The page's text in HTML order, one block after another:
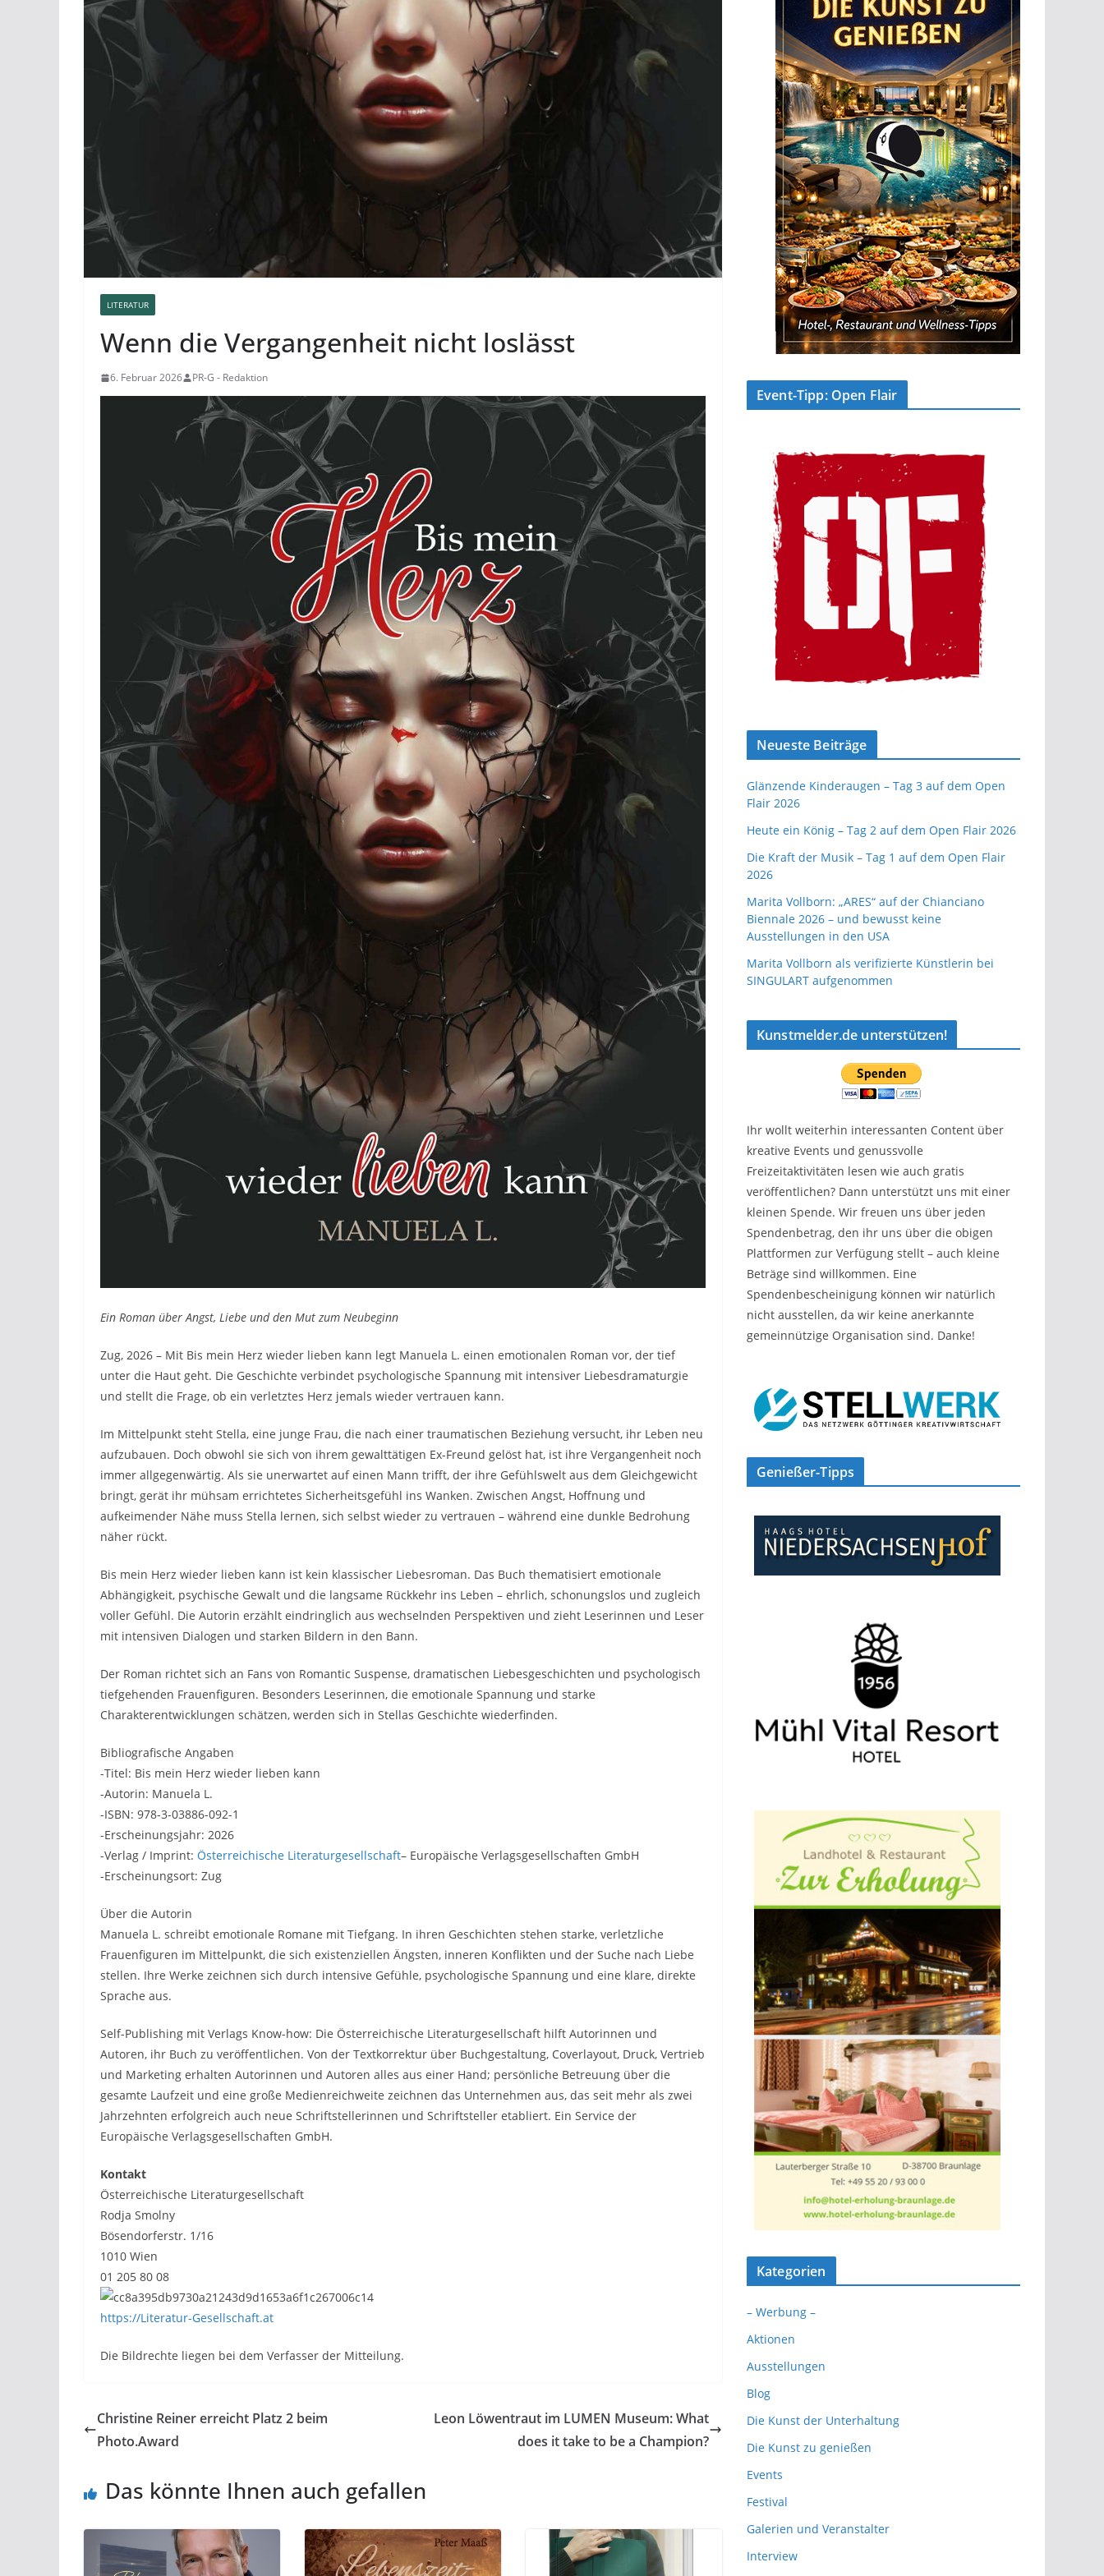
LITERATUR
Wenn die Vergangenheit nicht loslässt
6. Februar 2026 PR-G - Redaktion
Ein Roman über Angst, Liebe und den Mut zum Neubeginn
Zug, 2026 – Mit Bis mein Herz wieder lieben kann legt Manuela L. einen emotionalen Roman vor, der tief
unter die Haut geht. Die Geschichte verbindet psychologische Spannung mit intensiver Liebesdramaturgie
und stellt die Frage, ob ein verletztes Herz jemals wieder vertrauen kann.
Im Mittelpunkt steht Stella, eine junge Frau, die nach einer traumatischen Beziehung versucht, ihr Leben neu
aufzubauen. Doch obwohl sie sich von ihrem gewalttätigen Ex-Freund gelöst hat, ist ihre Vergangenheit noch
immer allgegenwärtig. Als sie unerwartet auf einen Mann trifft, der ihre Gefühlswelt aus dem Gleichgewicht
bringt, gerät ihr mühsam errichtetes Sicherheitsgefühl ins Wanken. Zwischen Angst, Hoffnung und
aufkeimender Nähe muss Stella lernen, sich selbst wieder zu vertrauen – während eine dunkle Bedrohung
näher rückt.
Bis mein Herz wieder lieben kann ist kein klassischer Liebesroman. Das Buch thematisiert emotionale
Abhängigkeit, psychische Gewalt und die langsame Rückkehr ins Leben – ehrlich, schonungslos und zugleich
voller Gefühl. Die Autorin erzählt eindringlich aus wechselnden Perspektiven und zieht Leserinnen und Leser
mit intensiven Dialogen und starken Bildern in den Bann.
Der Roman richtet sich an Fans von Romantic Suspense, dramatischen Liebesgeschichten und psychologisch
tiefgehenden Frauenfiguren. Besonders Leserinnen, die emotionale Spannung und starke
Charakterentwicklungen schätzen, werden sich in Stellas Geschichte wiederfinden.
Bibliografische Angaben
-Titel: Bis mein Herz wieder lieben kann
-Autorin: Manuela L.
-ISBN: 978-3-03886-092-1
-Erscheinungsjahr: 2026
-Verlag / Imprint: Österreichische Literaturgesellschaft– Europäische Verlagsgesellschaften GmbH
-Erscheinungsort: Zug
Über die Autorin
Manuela L. schreibt emotionale Romane mit Tiefgang. In ihren Geschichten stehen starke, verletzliche
Frauenfiguren im Mittelpunkt, die sich existenziellen Ängsten, inneren Konflikten und der Suche nach Liebe
stellen. Ihre Werke zeichnen sich durch intensive Gefühle, psychologische Spannung und eine klare, direkte
Sprache aus.
Self-Publishing mit Verlags Know-how: Die Österreichische Literaturgesellschaft hilft Autorinnen und
Autoren, ihr Buch zu veröffentlichen. Von der Textkorrektur über Buchgestaltung, Coverlayout, Druck, Vertrieb
und Marketing erhalten Autorinnen und Autoren alles aus einer Hand; persönliche Betreuung über die
gesamte Laufzeit und eine große Medienreichweite zeichnen das Unternehmen aus, das seit mehr als zwei
Jahrzehnten erfolgreich auch neue Schriftstellerinnen und Schriftsteller etabliert. Ein Service der
Europäische Verlagsgesellschaften GmbH.
Kontakt
Österreichische Literaturgesellschaft
Rodja Smolny
Bösendorferstr. 1/16
1010 Wien
01 205 80 08
https://Literatur-Gesellschaft.at
Die Bildrechte liegen bei dem Verfasser der Mitteilung.
Christine Reiner erreicht Platz 2 beim
Photo.Award
Leon Löwentraut im LUMEN Museum: What
does it take to be a Champion?
Das könnte Ihnen auch gefallen
Event-Tipp: Open Flair
Neueste Beiträge
Glänzende Kinderaugen – Tag 3 auf dem Open
Flair 2026
Heute ein König – Tag 2 auf dem Open Flair 2026
Die Kraft der Musik – Tag 1 auf dem Open Flair
2026
Marita Vollborn: „ARES“ auf der Chianciano
Biennale 2026 – und bewusst keine
Ausstellungen in den USA
Marita Vollborn als verifizierte Künstlerin bei
SINGULART aufgenommen
Kunstmelder.de unterstützen!
Ihr wollt weiterhin interessanten Content über
kreative Events und genussvolle
Freizeitaktivitäten lesen wie auch gratis
veröffentlichen? Dann unterstützt uns mit einer
kleinen Spende. Wir freuen uns über jeden
Spendenbetrag, den ihr uns über die obigen
Plattformen zur Verfügung stellt – auch kleine
Beträge sind willkommen. Eine
Spendenbescheinigung können wir natürlich
nicht ausstellen, da wir keine anerkannte
gemeinnützige Organisation sind. Danke!
Genießer-Tipps
Kategorien
– Werbung –
Aktionen
Ausstellungen
Blog
Die Kunst der Unterhaltung
Die Kunst zu genießen
Events
Festival
Galerien und Veranstalter
Interview